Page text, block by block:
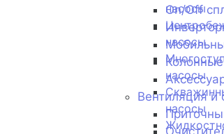
On/Off
Вентиляция и
насосы
насосы
насосы
насосы